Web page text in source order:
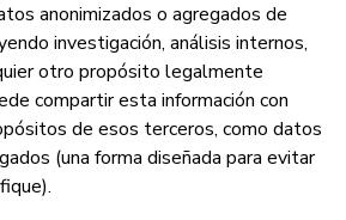
anonimizados o agregados de
investigación, análisis internos,
otro propósito legalmente
compartir esta información con
de esos terceros, como datos
(una forma diseñada para evitar